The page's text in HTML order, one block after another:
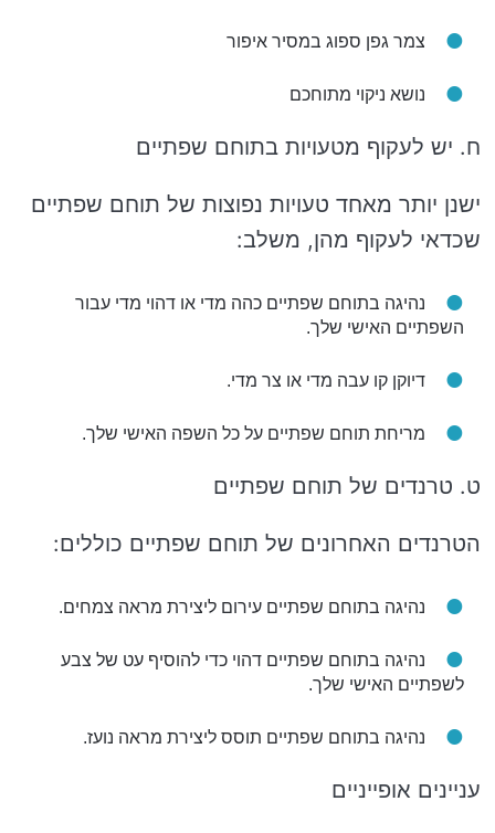
צמר גפן ספוג במסיר איפור
נושא ניקוי מתוחכם
ח. יש לעקוף מטעויות בתוחם שפתיים
ישנן יותר מאחד טעויות נפוצות של תוחם שפתיים
שכדאי לעקוף מהן, משלב:
נהיגה בתוחם שפתיים כהה מדי או דהוי מדי עבור
השפתיים האישי שלך.
דיוקן קו עבה מדי או צר מדי.
מריחת תוחם שפתיים על כל השפה האישי שלך.
ט. טרנדים של תוחם שפתיים
הטרנדים האחרונים של תוחם שפתיים כוללים:
נהיגה בתוחם שפתיים עירום ליצירת מראה צמחים.
נהיגה בתוחם שפתיים דהוי כדי להוסיף עט של צבע
לשפתיים האישי שלך.
נהיגה בתוחם שפתיים תוסס ליצירת מראה נועז.
עניינים אופייניים